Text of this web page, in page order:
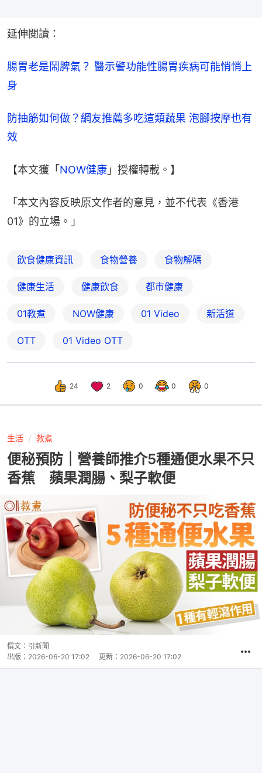
延伸閱讀：
腸胃老是鬧脾氣？ 醫示警功能性腸胃疾病可能悄悄上
身
防抽筋如何做？網友推薦多吃這類蔬果 泡腳按摩也有
效
【本文獲「 NOW健康 」授權轉載。】
「本文內容反映原文作者的意見，並不代表《香港
01》的立場。」
飲食健康資訊 食物營養 食物解碼
健康生活 健康飲食 都市健康
01教煮 NOW健康 01 Video 新活道
OTT 01‌ ‌Video‌ ‌OTT
24 2 0 0 0
生活 教煮
便秘預防｜營養師推介5種通便水果不只
香蕉 蘋果潤腸、梨子軟便
撰文： 引新聞
出版： 2026-06-20 17:02 更新： 2026-06-20 17:02